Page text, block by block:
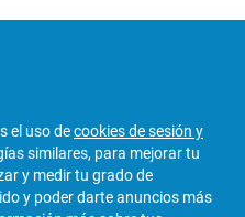
el uso decookies de sesión y
similares, para mejorar tu
y medir tu grado de
y poder darte anuncios más